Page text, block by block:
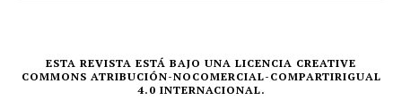
ESTA REVISTA ESTÁ BAJO UNA LICENCIA CREATIVE
COMMONS ATRIBUCIÓN-NOCOMERCIAL-COMPARTIRIGUAL
4.0 INTERNACIONAL.